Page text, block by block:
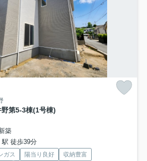
第5-3棟(1号棟)
築
駅 徒歩39分
ガス 陽当り良好
収納豊富